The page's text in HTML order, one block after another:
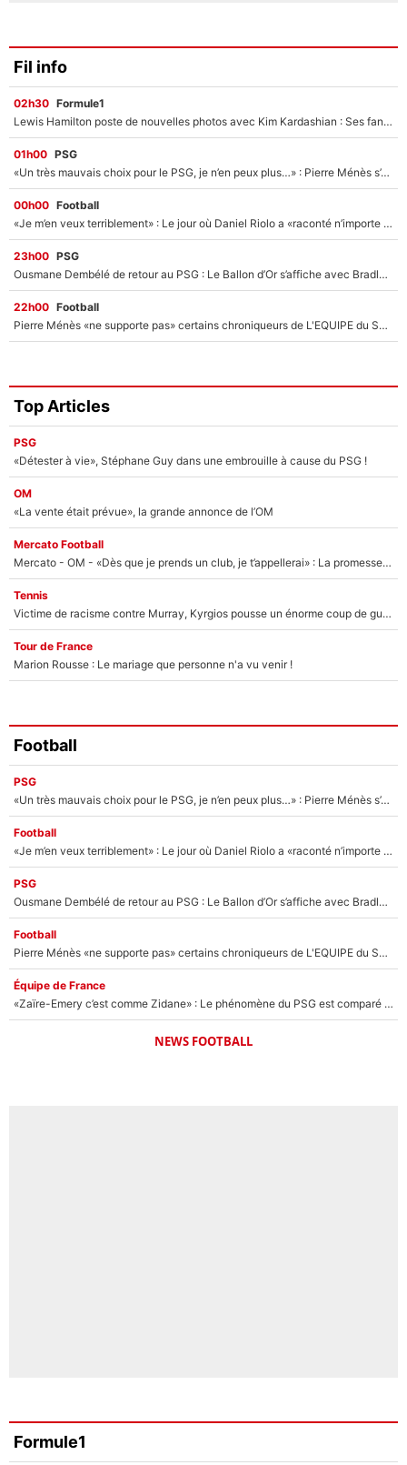
Fil info
02h30 Formule1
Lewis Hamilton poste de nouvelles photos avec Kim Kardashian : Ses fans le voient déjà redevenir champion du monde de F1 grâce à elle !
01h00 PSG
«Un très mauvais choix pour le PSG, je n’en peux plus…» : Pierre Ménès s’est complètement trompé avec Luis Enrique et ces déclarations le prouvent !
00h00 Football
«Je m’en veux terriblement» : Le jour où Daniel Riolo a «raconté n’importe quoi» dans l'After Foot !
23h00 PSG
Ousmane Dembélé de retour au PSG : Le Ballon d’Or s’affiche avec Bradley Barcola en plein cœur du feuilleton sur son départ !
22h00 Football
Pierre Ménès «ne supporte pas» certains chroniqueurs de L'EQUIPE du Soir : Ils vont tous partir !
Top Articles
PSG
«Détester à vie», Stéphane Guy dans une embrouille à cause du PSG !
OM
«La vente était prévue», la grande annonce de l’OM
Mercato Football
Mercato - OM - «Dès que je prends un club, je t’appellerai» : La promesse de Marcelino au moment de claquer la porte
Tennis
Victime de racisme contre Murray, Kyrgios pousse un énorme coup de gueule !
Tour de France
Marion Rousse : Le mariage que personne n'a vu venir !
Football
PSG
«Un très mauvais choix pour le PSG, je n’en peux plus…» : Pierre Ménès s’est complètement trompé avec Luis Enrique et ces déclarations le prouvent !
Football
«Je m’en veux terriblement» : Le jour où Daniel Riolo a «raconté n’importe quoi» dans l'After Foot !
PSG
Ousmane Dembélé de retour au PSG : Le Ballon d’Or s’affiche avec Bradley Barcola en plein cœur du feuilleton sur son départ !
Football
Pierre Ménès «ne supporte pas» certains chroniqueurs de L'EQUIPE du Soir : Ils vont tous partir !
Équipe de France
«Zaïre-Emery c’est comme Zidane» : Le phénomène du PSG est comparé à son nouveau sélectionneur... et ils vont se retrouver en Bleus !
NEWS FOOTBALL
Formule1